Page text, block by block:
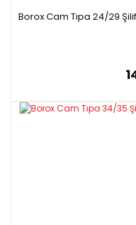
Borox Cam Tıpa 24/29